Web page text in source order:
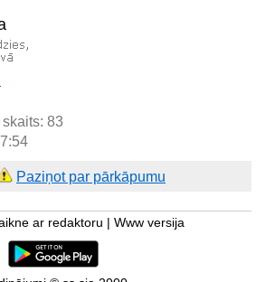
83
Paziņot par pārkāpumu
ar redaktoru Www versija